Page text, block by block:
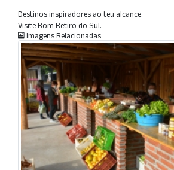
Destinos inspiradores ao teu alcance.
Visite Bom Retiro do Sul.
Imagens Relacionadas